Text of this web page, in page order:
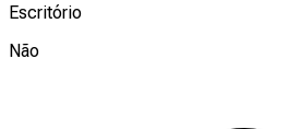
Escritório
Não